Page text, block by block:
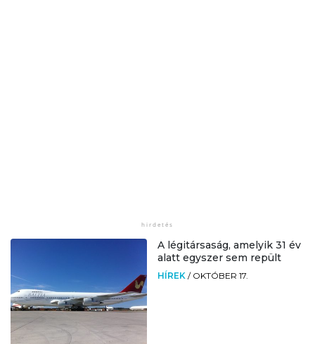
A légitársaság, amelyik 31 év
alatt egyszer sem repült
HÍREK / OKTÓBER 17.